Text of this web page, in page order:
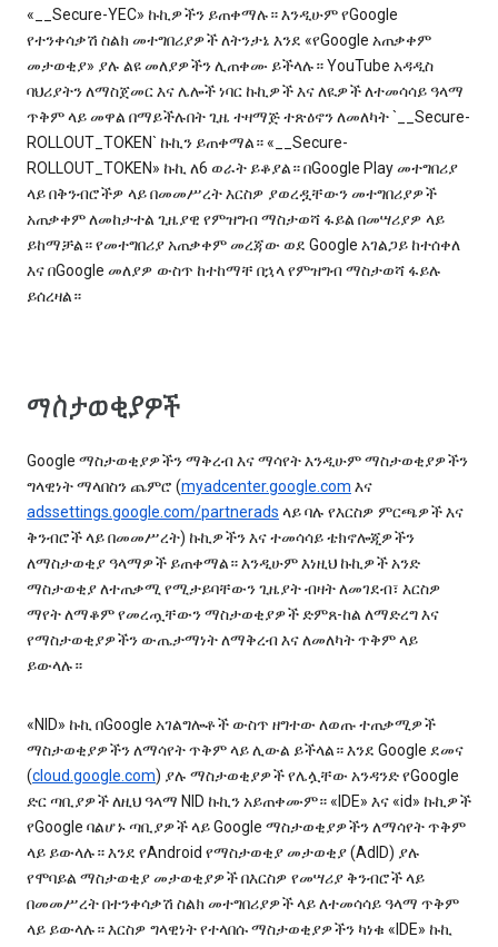
«__Secure-YEC» ኩኪዎችን ይጠቀማሉ። እንዲሁም የGoogle
የተንቀሳቃሽ ስልክ መተግበሪያዎች ለትንታኔ እንደ «የGoogle አጠቃቀም
መታወቂያ» ያሉ ልዩ መለያዎችን ሊጠቀሙ ይችላሉ። YouTube አዳዲስ
ባህሪያትን ለማስጀመር እና ሌሎች ነባር ኩኪዎች እና ለዪዎች ለተመሳሳይ ዓላማ
ጥቅም ላይ መዋል በማይችሉበት ጊዜ ተዛማጅ ተጽዕኖን ለመለካት `__Secure-
ROLLOUT_TOKEN` ኩኪን ይጠቀማል። «__Secure-
ROLLOUT_TOKEN» ኩኪ ለ6 ወራት ይቆያል። በGoogle Play መተግበሪያ
ላይ በቅንብሮችዎ ላይ በመመሥረት እርስዎ ያወረዷቸውን መተግበሪያዎች
አጠቃቀም ለመከታተል ጊዜያዊ የምዝግብ ማስታወሻ ፋይል በመሣሪያዎ ላይ
ይከማቻል። የመተግበሪያ አጠቃቀም መረጃው ወደ Google አገልጋይ ከተሰቀለ
እና በGoogle መለያዎ ውስጥ ከተከማቸ በኋላ የምዝግብ ማስታወሻ ፋይሉ
ይሰረዛል።
ማስታወቂያዎች
Google ማስታወቂያዎችን ማቅረብ እና ማሳየት እንዲሁም ማስታወቂያዎችን
ግላዊነት ማላበስን ጨምሮ (myadcenter.google.com እና
adssettings.google.com/partnerads ላይ ባሉ የእርስዎ ምርጫዎች እና
ቅንብሮች ላይ በመመሥረት) ኩኪዎችን እና ተመሳሳይ ቴክኖሎጂዎችን
ለማስታወቂያ ዓላማዎች ይጠቀማል። እንዲሁም እነዚህ ኩኪዎች አንድ
ማስታወቂያ ለተጠቃሚ የሚታይባቸውን ጊዜያት ብዛት ለመገደብ፣ እርስዎ
ማየት ለማቆም የመረጧቸውን ማስታወቂያዎች ድምጸ-ከል ለማድረግ እና
የማስታወቂያዎችን ውጤታማነት ለማቅረብ እና ለመለካት ጥቅም ላይ
ይውላሉ።
«NID» ኩኪ በGoogle አገልግሎቶች ውስጥ ዘግተው ለወጡ ተጠቃሚዎች
ማስታወቂያዎችን ለማሳየት ጥቅም ላይ ሊውል ይችላል። እንደ Google ደመና
(cloud.google.com) ያሉ ማስታወቂያዎች የሌሏቸው አንዳንድ የGoogle
ድር ጣቢያዎች ለዚህ ዓላማ NID ኩኪን አይጠቀሙም። «IDE» እና «id» ኩኪዎች
የGoogle ባልሆኑ ጣቢያዎች ላይ Google ማስታወቂያዎችን ለማሳየት ጥቅም
ላይ ይውላሉ። እንደ የAndroid የማስታወቂያ መታወቂያ (AdID) ያሉ
የሞባይል ማስታወቂያ መታወቂያዎች በእርስዎ የመሣሪያ ቅንብሮች ላይ
በመመሥረት በተንቀሳቃሽ ስልክ መተግበሪያዎች ላይ ለተመሳሳይ ዓላማ ጥቅም
ላይ ይውላሉ። እርስዎ ግላዊነት የተላበሱ ማስታወቂያዎችን ካነቁ «IDE» ኩኪ